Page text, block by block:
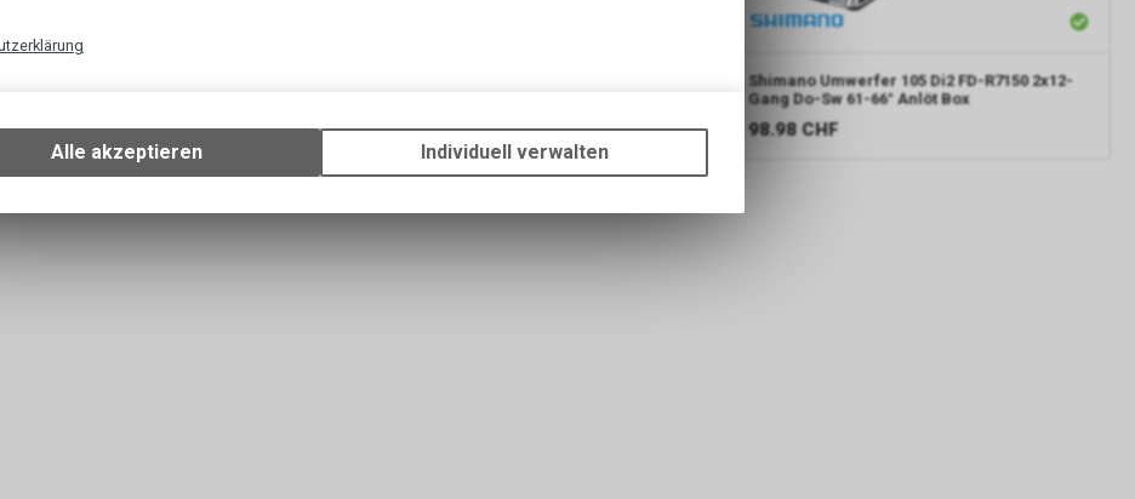
CHF 161.98 CHF
Shimano Umwerfer 105 Di2 FD-R7150 2x12-
Gang Do-Sw 61-66° Anlöt Box
98.98 CHF
Ihrem Gerät, um die grundlegenden Funktionen unseres Online-Angebots, wie die
Verwendung des Warenkorbs, zu ermöglichen. Bitte beachten Sie, dass die
zulassen.
Alle akzeptieren Individuell verwalten